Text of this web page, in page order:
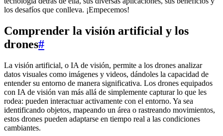
los desafíos que conlleva. ¡Empecemos!
Comprender la visión artificial y los
drones#
La visión artificial, o IA de visión, permite a los drones analizar
datos visuales como imágenes y videos, dándoles la capacidad de
entender su entorno de manera significativa. Los drones equipados
con IA de visión van más allá de simplemente capturar lo que les
rodea: pueden interactuar activamente con el entorno. Ya sea
identificando objetos, mapeando un área o rastreando movimientos,
estos drones pueden adaptarse en tiempo real a las condiciones
cambiantes.